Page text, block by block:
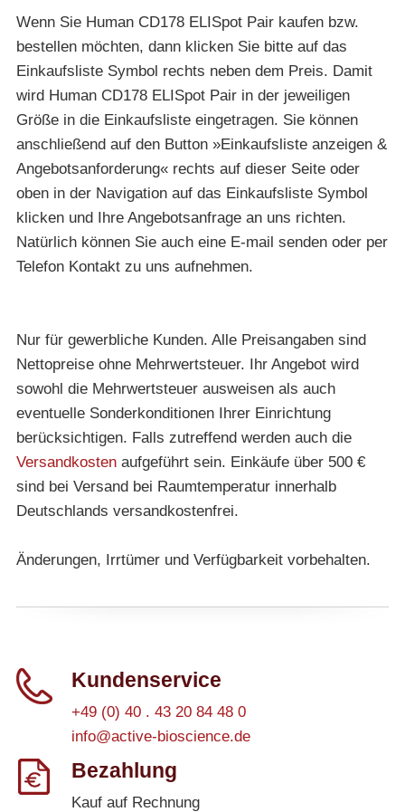
Wenn Sie Human CD178 ELISpot Pair kaufen bzw.
bestellen möchten, dann klicken Sie bitte auf das
Einkaufsliste Symbol rechts neben dem Preis. Damit
wird Human CD178 ELISpot Pair in der jeweiligen
Größe in die Einkaufsliste eingetragen. Sie können
anschließend auf den Button »Einkaufsliste anzeigen &
Angebotsanforderung« rechts auf dieser Seite oder
oben in der Navigation auf das Einkaufsliste Symbol
klicken und Ihre Angebotsanfrage an uns richten.
Natürlich können Sie auch eine E-mail senden oder per
Telefon Kontakt zu uns aufnehmen.
Nur für gewerbliche Kunden. Alle Preisangaben sind
Nettopreise ohne Mehrwertsteuer. Ihr Angebot wird
sowohl die Mehrwertsteuer ausweisen als auch
eventuelle Sonderkonditionen Ihrer Einrichtung
berücksichtigen. Falls zutreffend werden auch die
Versandkostenaufgeführt sein. Einkäufe über 500 €
sind bei Versand bei Raumtemperatur innerhalb
Deutschlands versandkostenfrei.
Änderungen, Irrtümer und Verfügbarkeit vorbehalten.
Kundenservice
+49 (0) 40 . 43 20 84 48 0
info@active-bioscience.de
Bezahlung
Kauf auf Rechnung